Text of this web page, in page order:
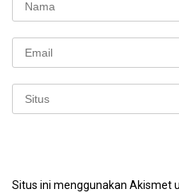
Situs ini menggunakan Akismet